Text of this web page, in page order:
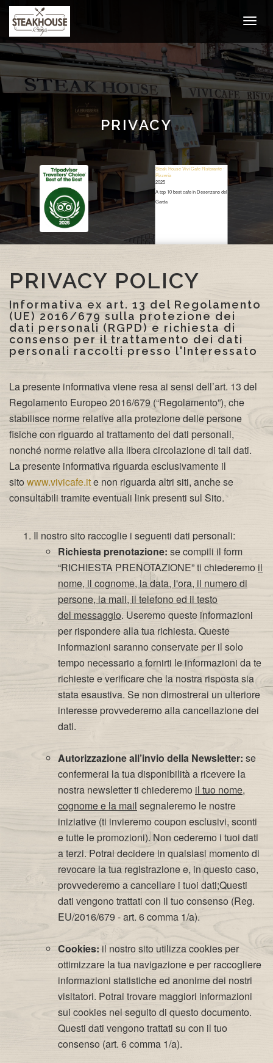
PRIVACY
Steak House Vivi Cafe Ristorante -
Pizzeria
2025
A top 10 best cafe in Desenzano del
Garda
Restaurant Guru
PRIVACY POLICY
Informativa ex art. 13 del Regolamento
(UE) 2016/679 sulla protezione dei
dati personali (RGPD) e richiesta di
consenso per il trattamento dei dati
personali raccolti presso l'Interessato
La presente informativa viene resa ai sensi dell’art. 13 del
Regolamento Europeo 2016/679 (“Regolamento”), che
stabilisce norme relative alla protezione delle persone
fisiche con riguardo al trattamento dei dati personali,
nonché norme relative alla libera circolazione di tali dati.
La presente informativa riguarda esclusivamente il
sito www.vivicafe.ite non riguarda altri siti, anche se
consultabili tramite eventuali link presenti sul Sito.
Il nostro sito raccoglie i seguenti dati personali:
Richiesta prenotazione: se compili il form
“RICHIESTA PRENOTAZIONE” ti chiederemo il
nome, il cognome, la data, l'ora, il numero di
persone, la mail, il telefono ed il testo
del messaggio. Useremo queste informazioni
per rispondere alla tua richiesta. Queste
informazioni saranno conservate per il solo
tempo necessario a fornirti le informazioni da te
richieste e verificare che la nostra risposta sia
stata esaustiva. Se non dimostrerai un ulteriore
interesse provvederemo alla cancellazione dei
dati.
Autorizzazione all’invio della Newsletter: se
confermerai la tua disponibilità a ricevere la
nostra newsletter ti chiederemo il tuo nome,
cognome e la mail segnaleremo le nostre
iniziative (ti invieremo coupon esclusivi, sconti
e tutte le promozioni). Non cederemo i tuoi dati
a terzi. Potrai decidere in qualsiasi momento di
revocare la tua registrazione e, in questo caso,
provvederemo a cancellare i tuoi dati;Questi
dati vengono trattati con il tuo consenso (Reg.
EU/2016/679 - art. 6 comma 1/a).
Cookies: il nostro sito utilizza cookies per
ottimizzare la tua navigazione e per raccogliere
informazioni statistiche ed anonime dei nostri
visitatori. Potrai trovare maggiori informazioni
sui cookies nel seguito di questo documento.
Questi dati vengono trattati su con il tuo
consenso (art. 6 comma 1/a).